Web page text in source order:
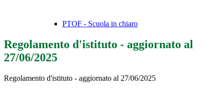
PTOF - Scuola in chiaro
Regolamento d'istituto - aggiornato al
27/06/2025
Regolamento d'istituto - aggiornato al 27/06/2025